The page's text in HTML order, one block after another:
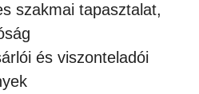
szakmai tapasztalat,
és viszonteladói